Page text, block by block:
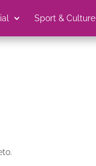
Sport & Culture